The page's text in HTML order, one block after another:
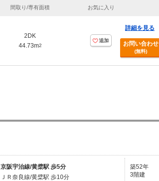
間取り/専有面積 お気に入り
2DK
44.73m2
追加
詳細を見る
お問い合わせ
(無料)
京阪宇治線/黄檗駅 歩5分
ＪＲ奈良線/黄檗駅 歩10分
築52年
3階建